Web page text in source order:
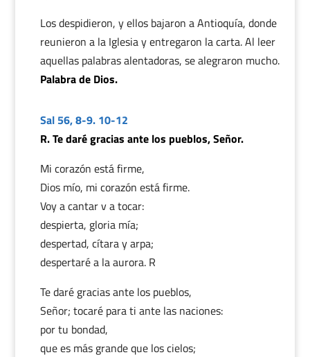
Los despidieron, y ellos bajaron a Antioquía, donde
reunieron a la Iglesia y entregaron la carta. Al leer
aquellas palabras alentadoras, se alegraron mucho.
Palabra de Dios.
Sal 56, 8-9. 10-12
R. Te daré gracias ante los pueblos, Señor.
Mi corazón está firme,
Dios mío, mi corazón está firme.
Voy a cantar v a tocar:
despierta, gloria mía;
despertad, cítara y arpa;
despertaré a la aurora. R
Te daré gracias ante los pueblos,
Señor; tocaré para ti ante las naciones:
por tu bondad,
que es más grande que los cielos;